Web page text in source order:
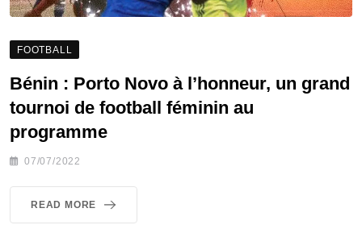
FOOTBALL
Bénin : Porto Novo à l’honneur, un grand
tournoi de football féminin au
programme
07/07/2022
READ MORE